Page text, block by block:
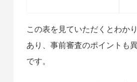
この表を見ていただくとわか
あり、事前審査のポイントも
です。